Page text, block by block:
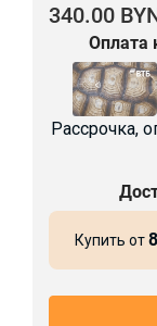
340.00
Оплата
Рассрочка,
Купить от